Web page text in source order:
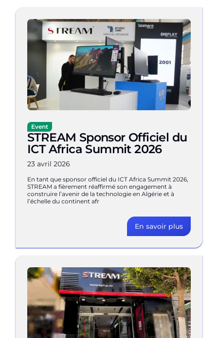
Event
STREAM Sponsor Officiel du
ICT Africa Summit 2026
23 avril 2026
En tant que sponsor officiel du ICT Africa Summit 2026,
STREAM a fièrement réaffirmé son engagement à
construire l’avenir de la technologie en Algérie et à
l’échelle du continent afr
En savoir plus